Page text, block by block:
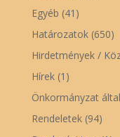
Egyéb (41)
Határozatok(650)
Hirdetmények /
Hírek(1)
Önkormányzat
Rendeletek(94)